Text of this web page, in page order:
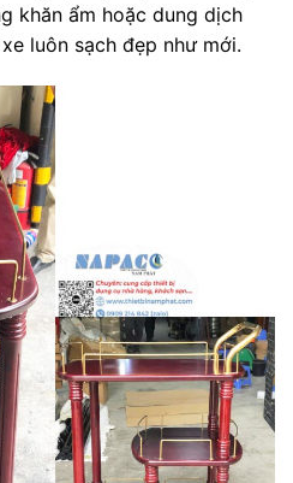
khăn ẩm hoặc dung dịch
luôn sạch đẹp như mới.